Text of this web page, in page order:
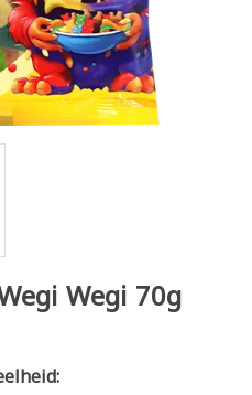
Wegi 70g